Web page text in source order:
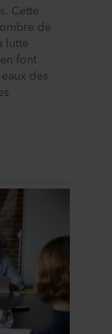
qui est
personnelles.
Cette
de
lutte
font
des